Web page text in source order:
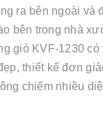
ra bên ngoài và
bên trong nhà
gió KVF-1230
thiết kế đơn
chiếm nhiều